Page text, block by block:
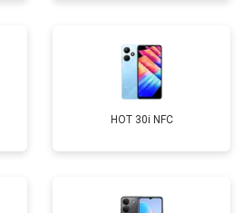
HOT 30i NFC